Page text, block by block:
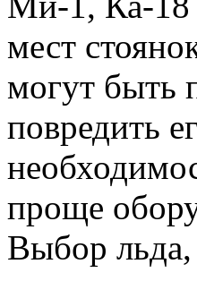
мест
могут быть
повредить
проще
Выбор льда,